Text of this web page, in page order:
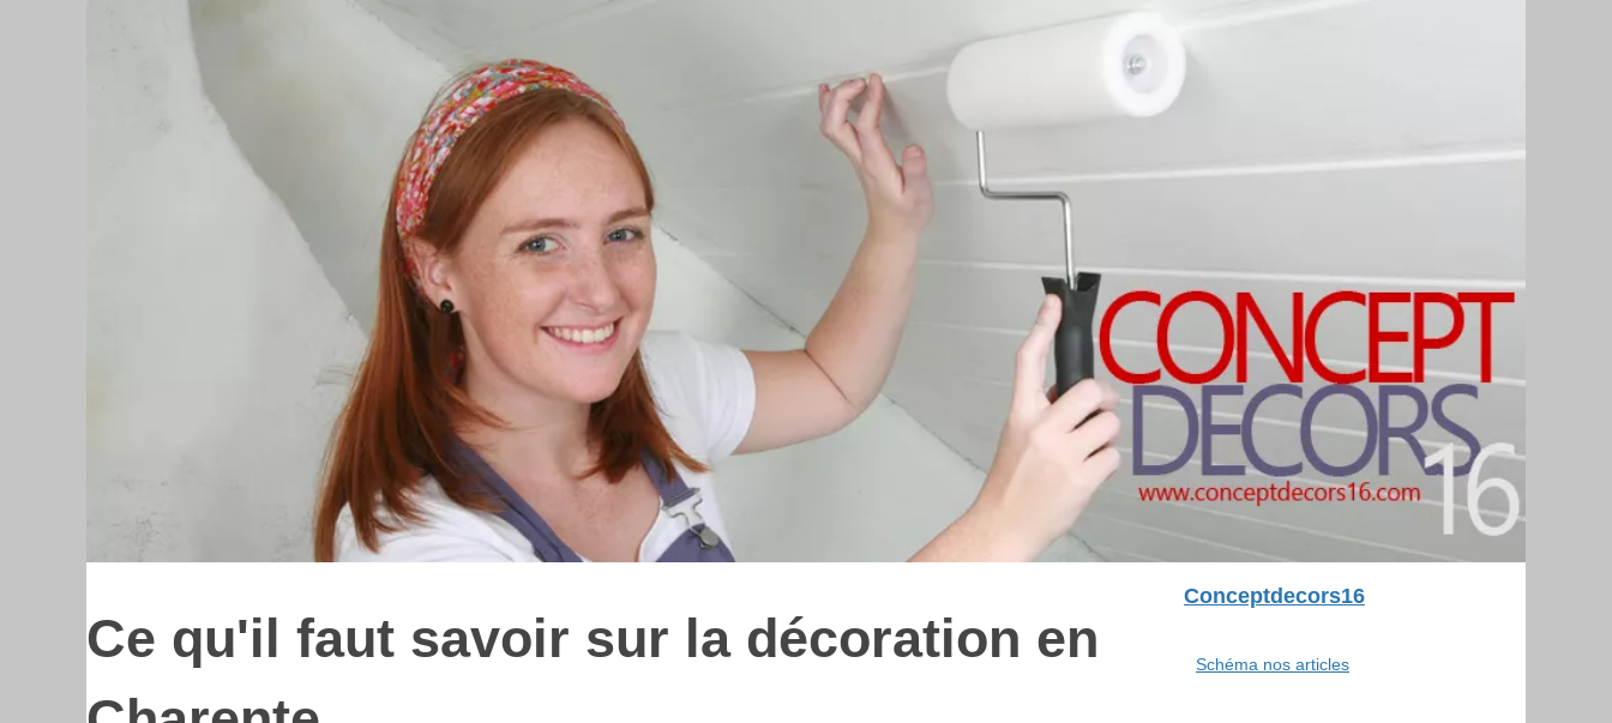
Ce qu'il faut savoir sur la décoration en
Conceptdecors16
Schéma nos articles